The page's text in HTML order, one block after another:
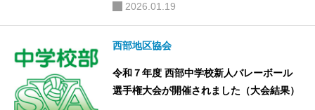
2026.01.19
西部地区協会
令和７年度 西部中学校新人バレーボール
選手権大会が開催されました（大会結果）